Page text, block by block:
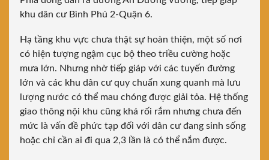
khu dân cư Bình Phú 2-Quận 6.
Hạ tầng khu vực chưa thật sự hoàn thiện, một số nơi
có hiện tượng ngậm cục bộ theo triều cường hoặc
mưa lớn. Nhưng nhờ tiếp giáp với các tuyến đường
lớn và các khu dân cư quy chuẩn xung quanh mà lưu
lượng nước có thể mau chóng được giải tỏa. Hệ thống
giao thông nội khu cũng khá rối rắm nhưng chưa đến
mức là vấn đề phức tạp đối với dân cư đang sinh sống
hoặc chỉ cần ai đi qua 2,3 lần là có thể nắm được.